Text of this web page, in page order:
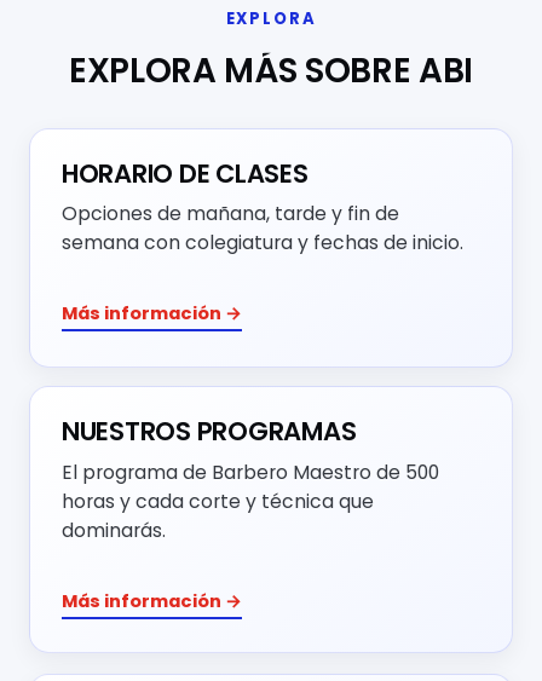
EXPLORA
EXPLORA MÁS SOBRE ABI
HORARIO DE CLASES
Opciones de mañana, tarde y fin de
semana con colegiatura y fechas de inicio.
Más información →
NUESTROS PROGRAMAS
El programa de Barbero Maestro de 500
horas y cada corte y técnica que
dominarás.
Más información →